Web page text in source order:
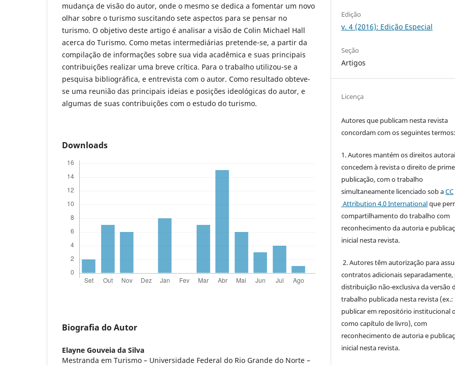
mudança de visão do autor, onde o mesmo se dedica a fomentar um novo
olhar sobre o turismo suscitando sete aspectos para se pensar no
turismo. O objetivo deste artigo é analisar a visão de Colin Michael Hall
acerca do Turismo. Como metas intermediárias pretende-se, a partir da
compilação de informações sobre sua vida acadêmica e suas principais
contribuições realizar uma breve crítica. Para o trabalho utilizou-se a
pesquisa bibliográfica, e entrevista com o autor. Como resultado obteve-
se uma reunião das principais ideias e posições ideológicas do autor, e
algumas de suas contribuições com o estudo do turismo.
Downloads
Biografia do Autor
Elayne Gouveia da Silva
Mestranda em Turismo – Universidade Federal do Rio Grande do Norte –
Edição
v. 4 (2016): Edição Especial
Seção
Artigos
Licença
Autores que publicam nesta revista
concordam com os seguintes termos:
1. Autores mantém os direitos
concedem à revista o direito de
publicação, com o trabalho
simultaneamente licenciado sob aCC
Attribution 4.0 Internationalque
compartilhamento do trabalho com
reconhecimento da autoria e
inicial nesta revista.
2. Autores têm autorização para
contratos adicionais separadamente,
distribuição não-exclusiva da versão
trabalho publicada nesta revista (ex.:
publicar em repositório institucional
como capítulo de livro), com
reconhecimento de autoria e
inicial nesta revista.